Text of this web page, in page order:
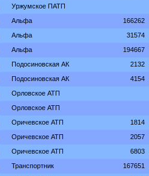
Уржумское ПАТП
Альфа 166262
Альфа 31574
Альфа 194667
Подосиновская АК 2132
Подосиновская АК 4154
Орловское АТП
Орловское АТП
Оричевское АТП 1814
Оричевское АТП 2057
Оричевское АТП 6803
Транспортник 167651